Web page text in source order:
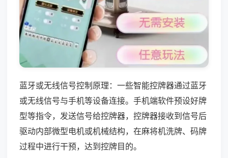
蓝牙或无线信号控制原理：一些智能控牌器通过蓝牙
或无线信号与手机等设备连接。手机端软件预设好牌
型等指令，发送信号给控牌器，控牌器接收到信号后
驱动内部微型电机或机械结构，在麻将机洗牌、码牌
过程中进行干预，达到控牌目的。